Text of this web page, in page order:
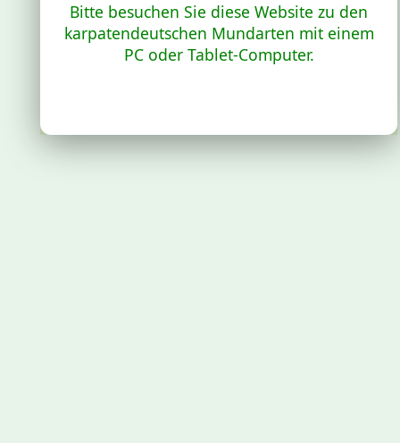
Bitte besuchen Sie diese Website zu den
karpatendeutschen Mundarten mit einem
PC oder Tablet-Computer.